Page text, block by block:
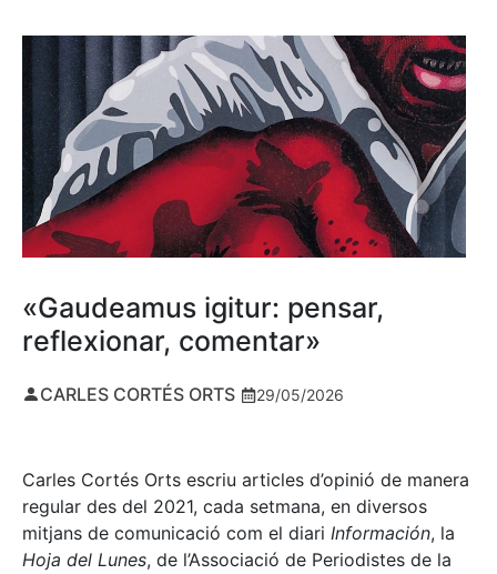
«Gaudeamus igitur: pensar,
reflexionar, comentar»
CARLES CORTÉS ORTS 29/05/2026
Carles Cortés Orts escriu articles d’opinió de manera
regular des del 2021, cada setmana, en diversos
mitjans de comunicació com el diari Información, la
Hoja del Lunes, de l’Associació de Periodistes de la